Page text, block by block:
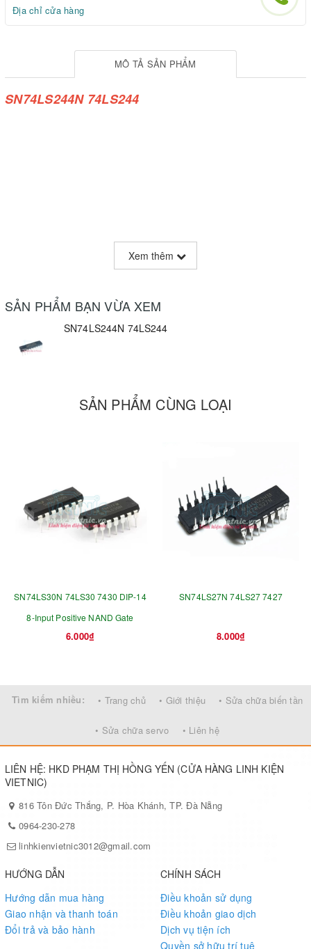
Địa chỉ cửa hàng
MÔ TẢ SẢN PHẨM
SN74LS244N 74LS244
Xem thêm
SẢN PHẨM BẠN VỪA XEM
SN74LS244N 74LS244
SẢN PHẨM CÙNG LOẠI
SN74LS30N 74LS30 7430 DIP-14
8-Input Positive NAND Gate
6.000₫
SN74LS27N 74LS27 7427
8.000₫
Tìm kiếm nhiều: • Trang chủ • Giới thiệu • Sửa chữa biến tần
• Sửa chữa servo • Liên hệ
LIÊN HỆ: HKD PHẠM THỊ HỒNG YẾN (CỬA HÀNG LINH KIỆN
VIETNIC)
816 Tôn Đức Thắng, P. Hòa Khánh, TP. Đà Nẵng
0964-230-278
linhkienvietnic3012@gmail.com
HƯỚNG DẪN
Hướng dẫn mua hàng
Giao nhận và thanh toán
Đổi trả và bảo hành
CHÍNH SÁCH
Điều khoản sử dụng
Điều khoản giao dịch
Dịch vụ tiện ích
Quyền sở hữu trí tuệ